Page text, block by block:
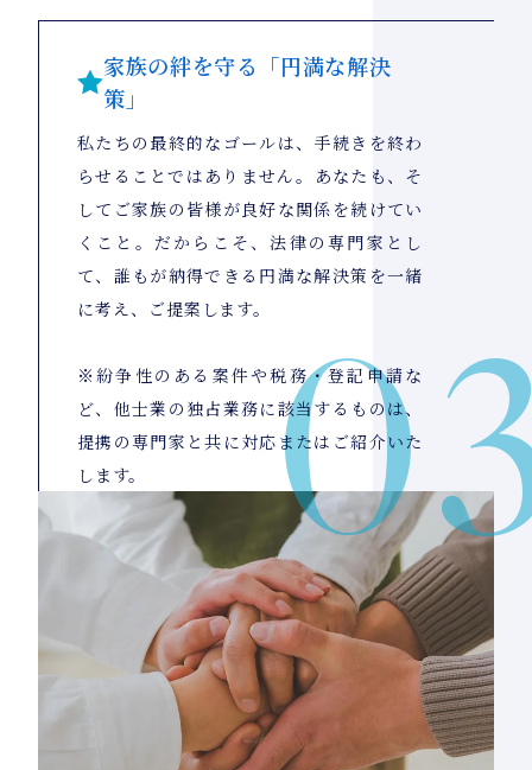
家族の絆を守る「円満な解決
策」
私たちの最終的なゴールは、手続きを終わ
らせることではありません。あなたも、そ
してご家族の皆様が良好な関係を続けてい
くこと。だからこそ、法律の専門家とし
て、誰もが納得できる円満な解決策を一緒
に考え、ご提案します。
※紛争性のある案件や税務・登記申請な
ど、他士業の独占業務に該当するものは、
提携の専門家と共に対応またはご紹介いた
します。